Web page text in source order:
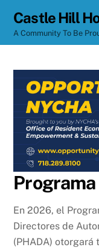
content
Castle Hill
A Community To Be
En 2026, el
Directores de
(PHADA) otorgará